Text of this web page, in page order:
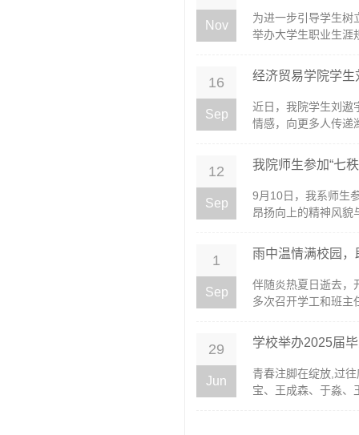
Nov
为进一步引导学生树
举办大学生职业生涯
16
Sep
经济贸易学院学生
近日，我院学生刘遨
情感，向更多人传递
12
Sep
我院师生参加“七
9月10日，我系师生
昂扬向上的精神风貌
1
Sep
雨中温情满校园
伴随炎热夏日逝去，
多次召开学工和班主
29
Jun
学校举办2025届
青春注脚在绽放,过
宝、王成森、于淼、